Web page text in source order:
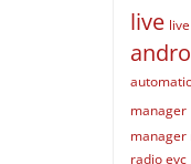
live
manager
manager
radio evc